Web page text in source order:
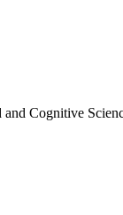
Cognitive